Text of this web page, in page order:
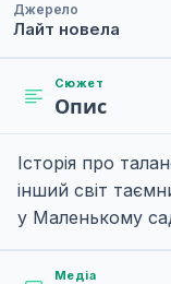
Джерело
Лайт новела
Сюжет
Опис
Історія про
інший світ
у Маленькому
Медіа